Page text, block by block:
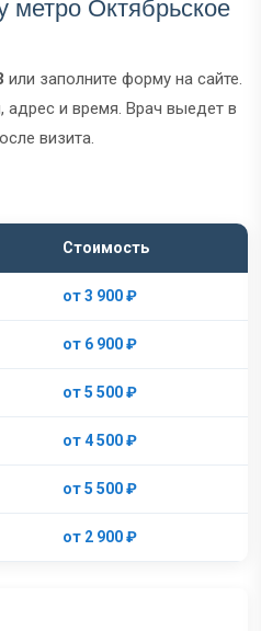
метро Октябрьское
или заполните форму на сайте.
адрес и время. Врач выедет в
визита.
Стоимость
от 3 900 ₽
от 6 900 ₽
от 5 500 ₽
от 4 500 ₽
от 5 500 ₽
от 2 900 ₽